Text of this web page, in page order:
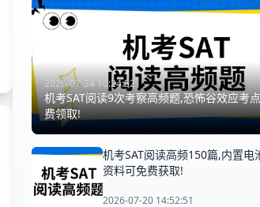
2026-07-24 10:24:52
机考SAT阅读9次考察高频题,恐怖谷效应考
费领取!
机考SAT阅读高频150篇,内置电
资料可免费获取!
2026-07-20 14:52:51